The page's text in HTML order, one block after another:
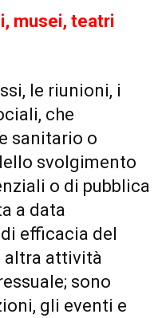
musei, teatri
le riunioni, i
che
sanitario o
svolgimento
o di pubblica
a data
efficacia del
altra attività
sono
gli eventi e